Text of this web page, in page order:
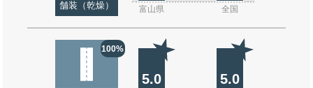
舗装（乾燥） 富山県 全国
100%
5.0 5.0